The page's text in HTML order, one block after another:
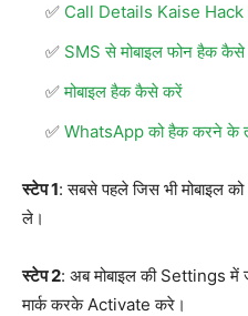
Call Details Kaise Hack
SMS से मोबाइल फोन हैक
मोबाइल हैक कैसे करें
WhatsApp को हैक करने के
स्टेप 1: सबसे पहले जिस भी मोबाइल
ले।
स्टेप 2: अब मोबाइल की Settings
मार्क करके Activate करे।